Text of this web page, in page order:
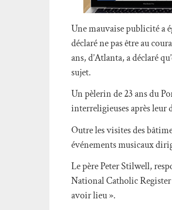
Une mauvaise publicité a
déclaré ne pas être au
ans, d’Atlanta, a déclaré
sujet.
Un pèlerin de 23 ans du
interreligieuses après leur
Outre les visites des
événements musicaux
Le père Peter Stilwell,
National Catholic
avoir lieu ».